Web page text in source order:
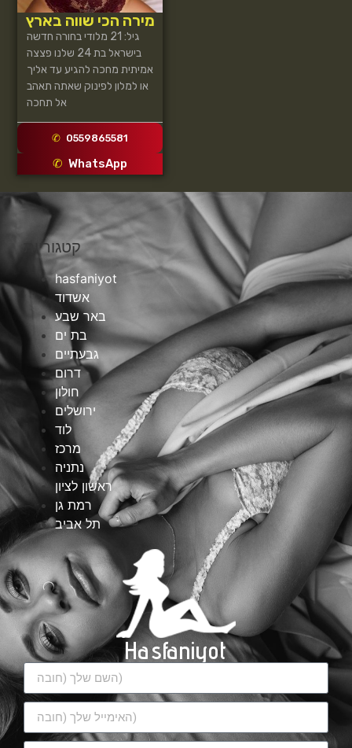
מירה הכי שווה בארץ
גיל: 21 מלודי בחורה חדשה
בישראל בת 24 שלנו פצצה
אמיתית מחכה להגיע עד אליך
או למלון לפינוק שאתה תאהב
אל תחכה
0559865581
WhatsApp
קטגוריות
hasfaniyot
אשדוד
באר שבע
בת ים
גבעתיים
דרום
חולון
ירושלים
לוד
מרכז
נתניה
ראשון לציון
רמת גן
תל אביב
Hasfaniyot